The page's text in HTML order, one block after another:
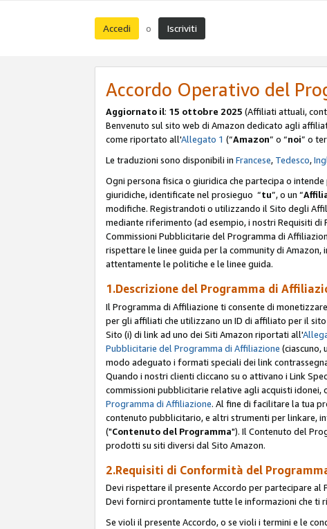
Accedi o Iscriviti
Accordo Operativo del
Aggiornato il: 15 ottobre 2025 (Affiliati attuali,
Benvenuto sul sito web di Amazon dedicato agli
come riportato all'Allegato 1 (“Amazon” o “noi” o
Le traduzioni sono disponibili in Francese, Tedesco,
Ogni persona fisica o giuridica che partecipa o
giuridiche, identificate nel prosieguo “tu”, o un “
modifiche. Registrandoti o utilizzando il Sito degli
mediante riferimento (ad esempio, i nostri Requisiti
Commissioni Pubblicitarie del Programma di
rispettare le linee guida per la community di Amazon,
attentamente le politiche e le linee guida.
1.Descrizione del Programma di
Il Programma di Affiliazione ti consente di
per gli affiliati che utilizzano un ID di affiliato per il
Sito (i) di link ad uno dei Siti Amazon riportati all'
Pubblicitarie del Programma di Affiliazione (ciascuno,
modo adeguato i formati speciali dei link
Quando i nostri clienti cliccano su o attivano i Link
commissioni pubblicitarie relative agli acquisti
Programma di Affiliazione. Al fine di facilitare la tua
contenuto pubblicitario, e altri strumenti per linkare,
("Contenuto del Programma"). Il Contenuto del
prodotti su siti diversi dal Sito Amazon.
2.Requisiti di Conformità del
Devi rispettare il presente Accordo per partecipare al
Devi fornirci prontamente tutte le informazioni che ti
Se violi il presente Accordo, o se violi i termini e le